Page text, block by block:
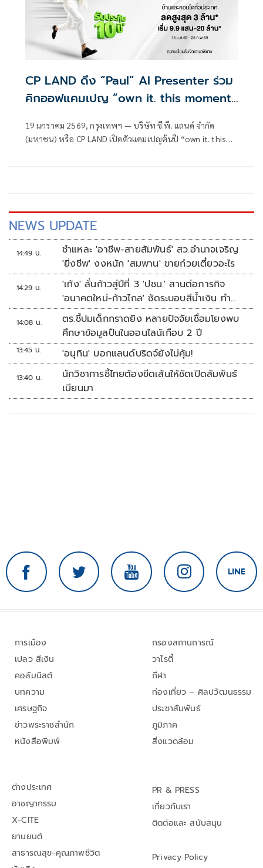
CP LAND ดึง “Paul” AI Presenter ร่วม
คิกออฟแคมเปญ “own it. this moment.
19 มกราคม 2569, กรุงเทพฯ — บริษัท ซี.พี. แลนด์ จำกัด
(มหาชน) หรือ CP LAND เปิดตัวแคมเปญต้นปี “own it. this
NEWS UPDATE
14:49 น.
ชำแหละ 'อาชีพ-สายสัมพันธ์' สว.อำนาจเจริญ
'ยิ่งชีพ' งงหนัก 'สมพาน' ขายก๋วยเตี๋ยวอะไร
14:29 น.
'เท้ง' ลั่นก้าวสู่ปีที่ 3 'ปชน.' สานต่อภารกิจ
'อนาคตใหม่-ก้าวไกล' ซัดระบอบสีน้ำเงิน ทำ
หลักนิติรัฐ-นิติธรรมสั่นคลอน
14:08 น.
ตร.ชี้ปมเด็กกราดยิง หลายปัจจัยเชื่อมโยงพบ
ศึกษาข้อมูลปืนในออนไลน์เกือบ 2 ปี
13:45 น. 'อนุทิน' บอกแลนด์บริดจ์ยังไม่คุ้ม!
13:40 น.
นักวิชาการชี้ไทยต้องขีดเส้นให้ชัดเปิดสัมพันธ์
เมียนมา
การเมือง
เปลว สีเงิน
คอลัมนิสต์
บทความ
เศรษฐกิจ
ข่าวพระราชสำนัก
หนังสือพิมพ์
กรองสถานการณ์
วาไรตี้
กีฬา
ท่องเที่ยว – ศิลปวัฒนธรรม
ประชาสัมพันธ์
ภูมิภาค
สิ่งแวดล้อม
ต่างประเทศ
อาชญากรรม
X-CITE
ยานยนต์
สาธารณสุข-คุณภาพชีวิต
PR & PRESS
เกี่ยวกับเรา
ติดต่อและ สนับสนุน
Privacy Policy